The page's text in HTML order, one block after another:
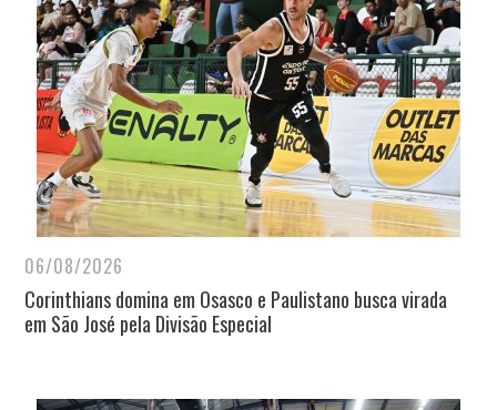
06/08/2026
Corinthians domina em Osasco e Paulistano busca virada
em São José pela Divisão Especial